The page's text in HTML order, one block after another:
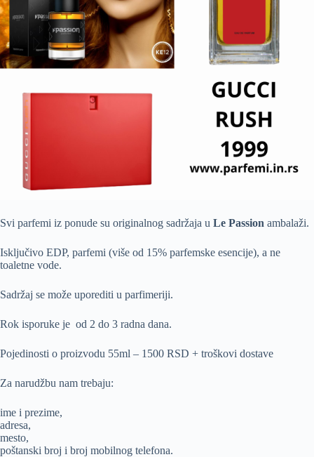
Svi parfemi iz ponude su originalnog sadržaja u Le Passion ambalaži.
Isključivo EDP, parfemi (više od 15% parfemske esencije), a ne
toaletne vode.
Sadržaj se može uporediti u parfimeriji.
Rok isporuke je od 2 do 3 radna dana.
Pojedinosti o proizvodu 55ml – 1500 RSD + troškovi dostave
Za narudžbu nam trebaju:
ime i prezime,
adresa,
mesto,
poštanski broj i broj mobilnog telefona.